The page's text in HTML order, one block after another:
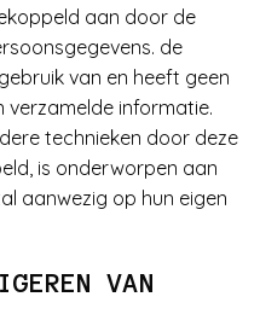
aan door de
de
van en heeft geen
informatie.
technieken door deze
is onderworpen aan
aanwezig op hun eigen
VAN